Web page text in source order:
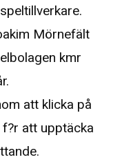
Mörnefält
kmr
att klicka på
f?r att upptäcka